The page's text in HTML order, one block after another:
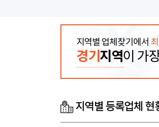
지역별 업체찾기에서
경기 지역이 가
지역별 등록업체 현